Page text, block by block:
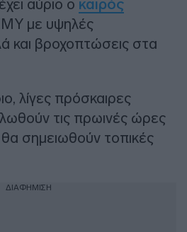
αύριο ο καιρός
με υψηλές
και βροχοπτώσεις στα
λίγες πρόσκαιρες
τις πρωινές ώρες
σημειωθούν τοπικές
ΔΙΑΦΗΜΙΣΗ